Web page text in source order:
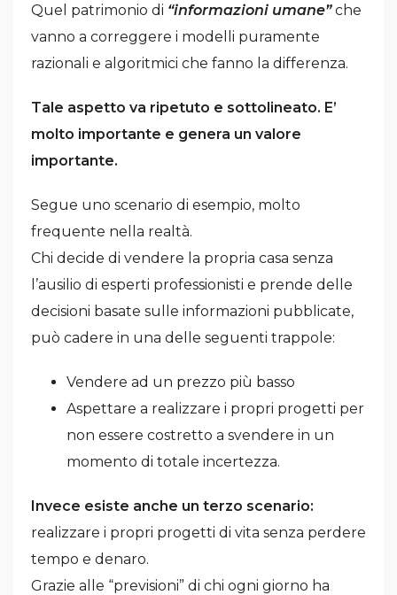
Quel patrimonio di “informazioni umane”che
vanno a correggere i modelli puramente
razionali e algoritmici che fanno la differenza.
Tale aspetto va ripetuto e sottolineato. E’
molto importante e genera un valore
importante.
Segue uno scenario di esempio, molto
frequente nella realtà.
Chi decide di vendere la propria casa senza
l’ausilio di esperti professionisti e prende delle
decisioni basate sulle informazioni pubblicate,
può cadere in una delle seguenti trappole:
Vendere ad un prezzo più basso
Aspettare a realizzare i propri progetti per
non essere costretto a svendere in un
momento di totale incertezza.
Invece esiste anche un terzo scenario:
realizzare i propri progetti di vita senza perdere
tempo e denaro.
Grazie alle “previsioni” di chi ogni giorno ha